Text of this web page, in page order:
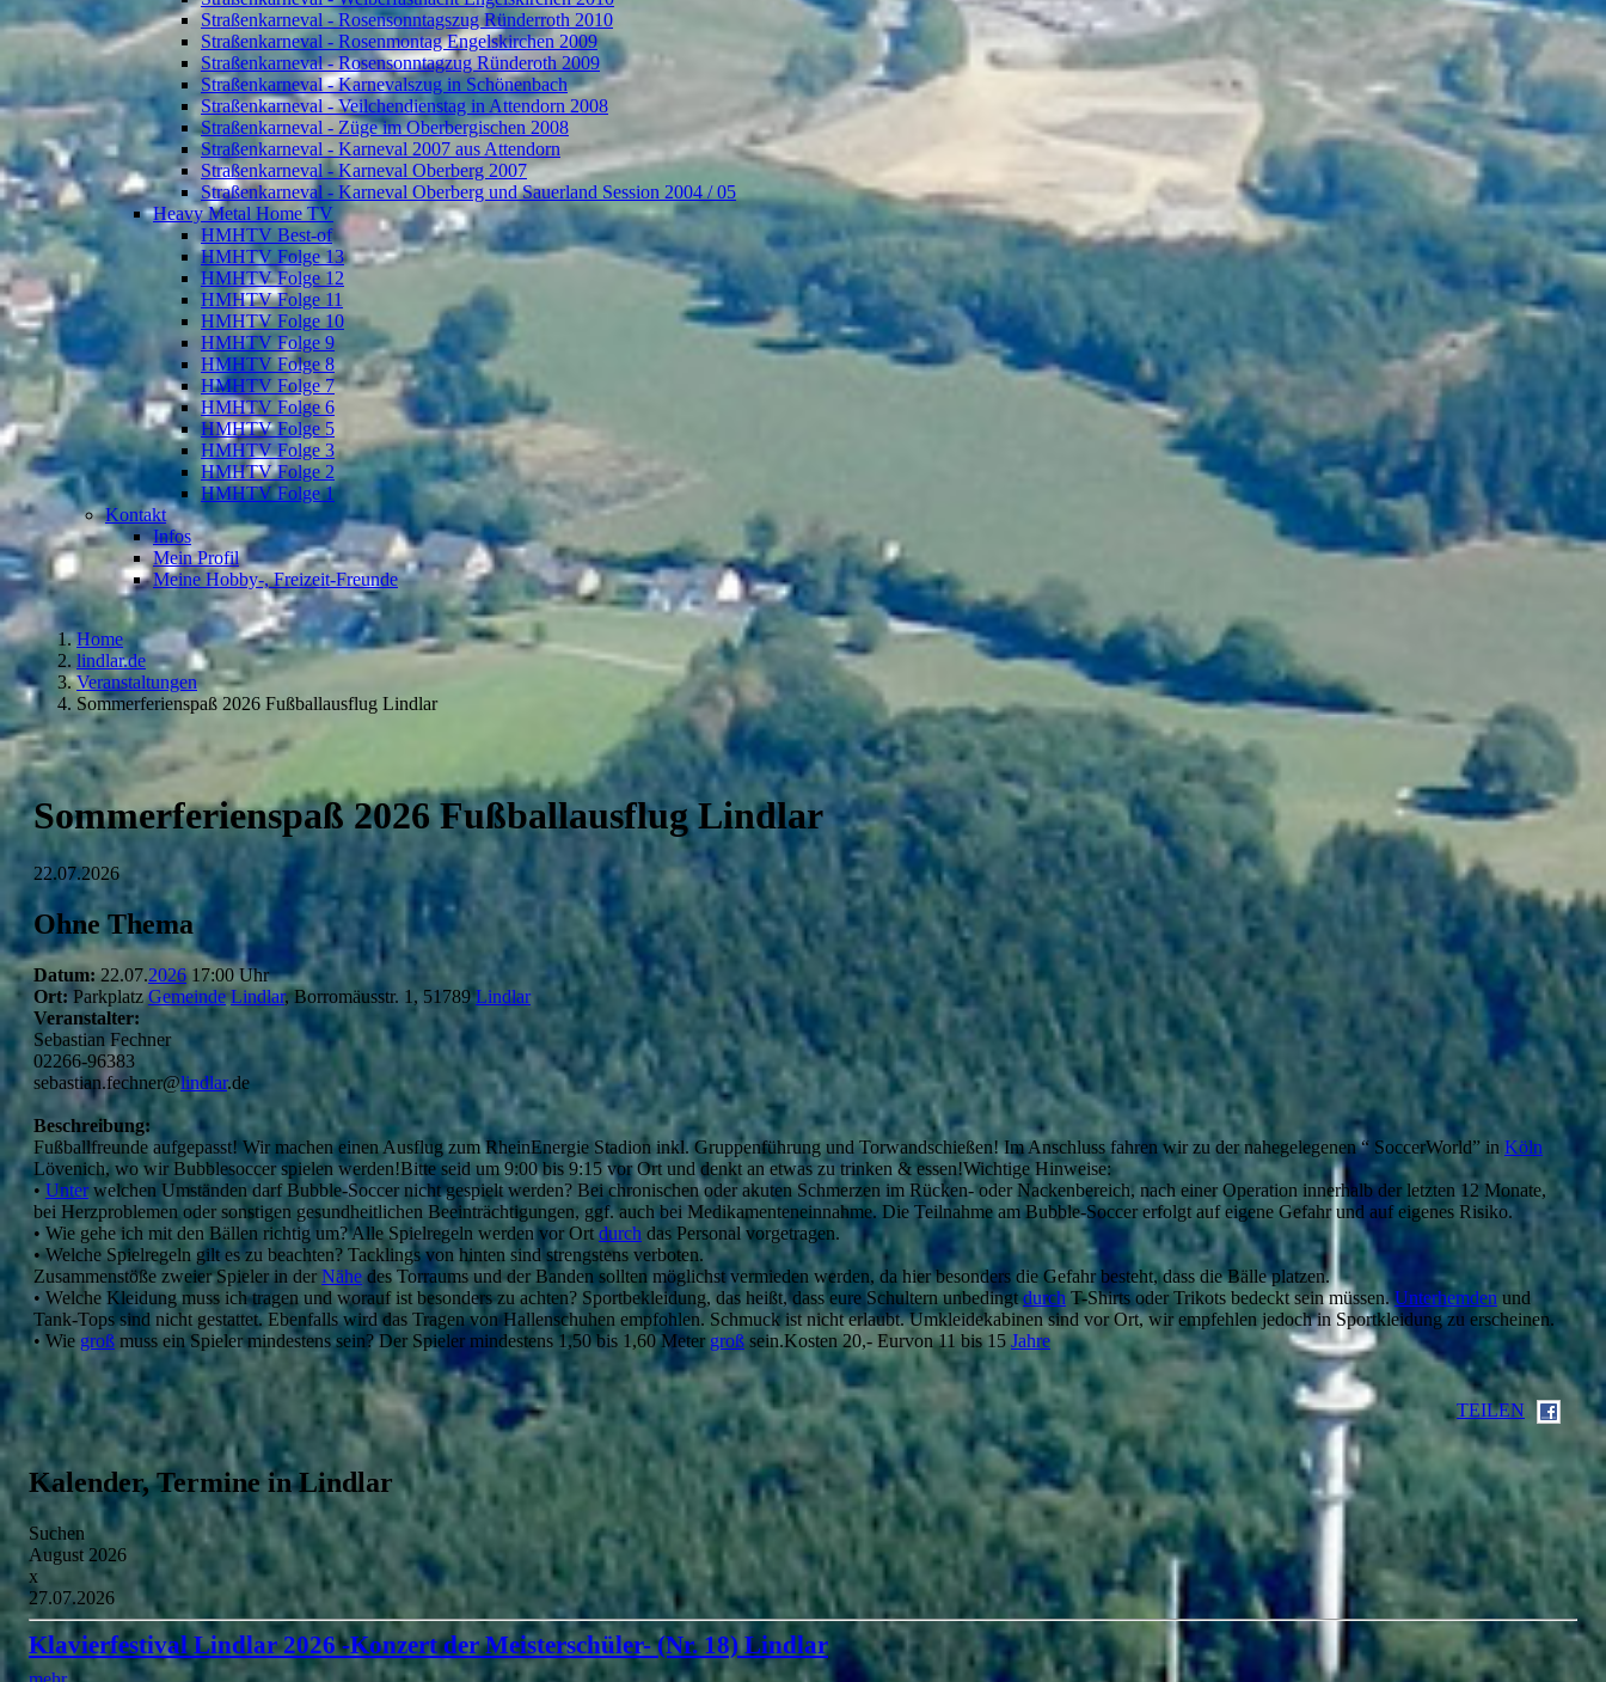
Straßenkarneval - Rosensonntagszug Ründerroth 2010
Straßenkarneval - Rosenmontag Engelskirchen 2009
Straßenkarneval - Rosensonntagzug Ründeroth 2009
Straßenkarneval - Karnevalszug in Schönenbach
Straßenkarneval - Veilchendienstag in Attendorn 2008
Straßenkarneval - Züge im Oberbergischen 2008
Straßenkarneval - Karneval 2007 aus Attendorn
Straßenkarneval - Karneval Oberberg 2007
Straßenkarneval - Karneval Oberberg und Sauerland Session 2004 / 05
Heavy Metal Home TV
HMHTV Best-of
HMHTV Folge 13
HMHTV Folge 12
HMHTV Folge 11
HMHTV Folge 10
HMHTV Folge 9
HMHTV Folge 8
HMHTV Folge 7
HMHTV Folge 6
HMHTV Folge 5
HMHTV Folge 3
HMHTV Folge 2
HMHTV Folge 1
Kontakt
Infos
Mein Profil
Meine Hobby-, Freizeit-Freunde
Home
lindlar.de
Veranstaltungen
Sommerferienspaß 2026 Fußballausflug Lindlar
Sommerferienspaß 2026 Fußballausflug Lindlar
22.07.2026
Ohne Thema
Datum:22.07.202617:00 Uhr
Ort: ParkplatzGemeinde Lindlar, Borromäusstr. 1, 51789Lindlar
Veranstalter:
Sebastian Fechner
02266-96383
sebastian.fechner@lindlar.de
Beschreibung:
Fußballfreunde aufgepasst! Wir machen einen Ausflug zum RheinEnergie Stadion inkl. Gruppenführung und Torwandschießen! Im Anschluss fahren wir zu der nahegelegenen “ SoccerWorld” in Köln
Lövenich, wo wir Bubblesoccer spielen werden!Bitte seid um 9:00 bis 9:15 vor Ort und denkt an etwas zu trinken & essen!Wichtige Hinweise:
•Unterwelchen Umständen darf Bubble-Soccer nicht gespielt werden? Bei chronischen oder akuten Schmerzen im Rücken- oder Nackenbereich, nach einer Operation innerhalb der letzten 12 Monate,
bei Herzproblemen oder sonstigen gesundheitlichen Beeinträchtigungen, ggf. auch bei Medikamenteneinnahme. Die Teilnahme am Bubble-Soccer erfolgt auf eigene Gefahr und auf eigenes Risiko.
• Wie gehe ich mit den Bällen richtig um? Alle Spielregeln werden vor Ort durch das Personal vorgetragen.
• Welche Spielregeln gilt es zu beachten? Tacklings von hinten sind strengstens verboten.
Zusammenstöße zweier Spieler in derNähe des Torraums und der Banden sollten möglichst vermieden werden, da hier besonders die Gefahr besteht, dass die Bälle platzen.
• Welche Kleidung muss ich tragen und worauf ist besonders zu achten? Sportbekleidung, das heißt, dass eure Schultern unbedingt durch T-Shirts oder Trikots bedeckt sein müssen.Unterhemden und
Tank-Tops sind nicht gestattet. Ebenfalls wird das Tragen von Hallenschuhen empfohlen. Schmuck ist nicht erlaubt. Umkleidekabinen sind vor Ort, wir empfehlen jedoch in Sportkleidung zu erscheinen.
• Wie groß muss ein Spieler mindestens sein? Der Spieler mindestens 1,50 bis 1,60 Meter groß sein.Kosten 20,- Eurvon 11 bis 15 Jahre
TEILEN
Kalender, Termine in Lindlar
Suchen
August 2026
x
27.07.2026
Klavierfestival Lindlar 2026 -Konzert der Meisterschüler- (Nr. 18) Lindlar